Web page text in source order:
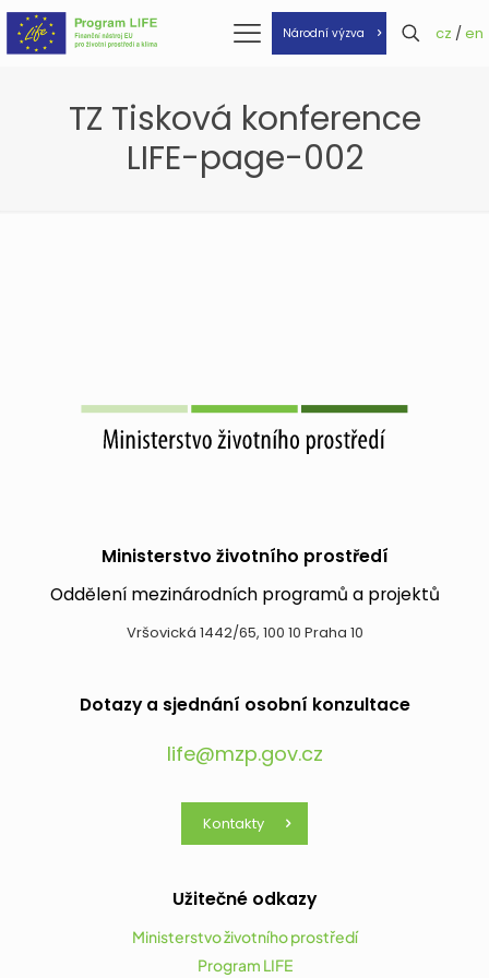
Národní výzva cz / en
TZ Tisková konference
LIFE-page-002
Ministerstvo životního prostředí
Oddělení mezinárodních programů a projektů
Vršovická 1442/65, 100 10 Praha 10
Dotazy a sjednání osobní konzultace
life@mzp.gov.cz
Kontakty
Užitečné odkazy
Ministerstvo životního prostředí
Program LIFE